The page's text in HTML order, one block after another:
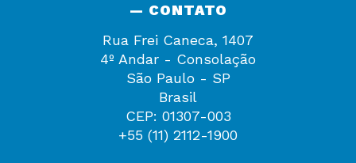
— CONTATO
Rua Frei Caneca, 1407
4º Andar - Consolação
São Paulo - SP
Brasil
CEP: 01307-003
+55 (11) 2112-1900